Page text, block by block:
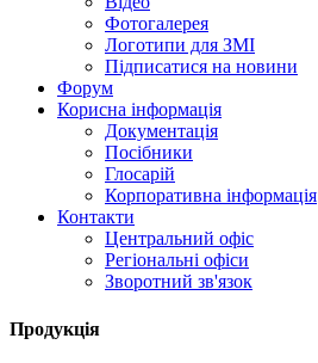
Фотогалерея
Логотипи для ЗМІ
Підписатися на новини
Форум
Корисна інформація
Документація
Посібники
Глосарій
Корпоративна інформація
Контакти
Центральний офіс
Регіональні офіси
Зворотний зв'язок
Продукція